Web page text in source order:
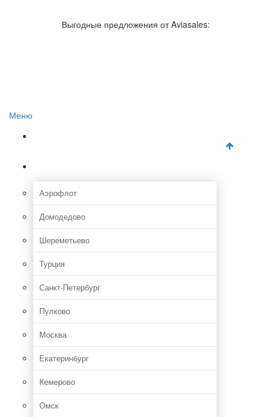
Отзывы об авиакомпаниях
Отзывы об аэропортах
Выгодные предложения от Aviasales:
Меню
Аэрофлот
Домодедово
Шереметьево
Турция
Санкт-Петербург
Пулково
Москва
Екатеринбург
Кемерово
Омск